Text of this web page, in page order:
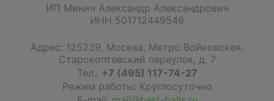
ИП Минич Александр Александрович
ИНН 501712449546
Адрес: 125239, Москва, Метро Войковская,
Старокоптевский переулок, д. 7
Тел.: +7 (495) 117-74-27
Режим работы: Круглосуточно